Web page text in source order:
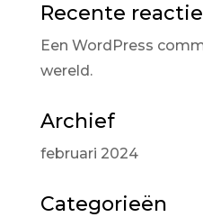
Recente
Een WordPress
wereld.
Archief
februari 2024
Categorieën